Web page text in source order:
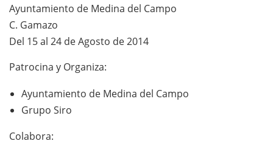
Ayuntamiento de Medina del Campo
C. Gamazo
Del 15 al 24 de Agosto de 2014
Patrocina y Organiza:
Ayuntamiento de Medina del Campo
Grupo Siro
Colabora: